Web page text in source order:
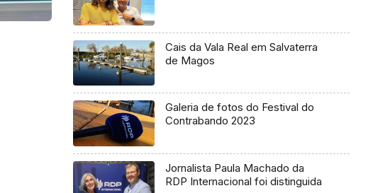
Cais da Vala Real em Salvaterra
de Magos
Galeria de fotos do Festival do
Contrabando 2023
Jornalista Paula Machado da
RDP Internacional foi distinguida